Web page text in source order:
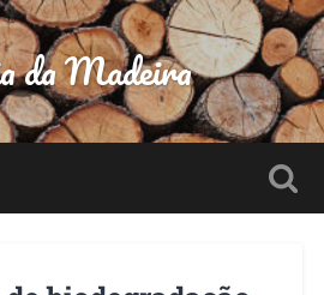
da Madeira